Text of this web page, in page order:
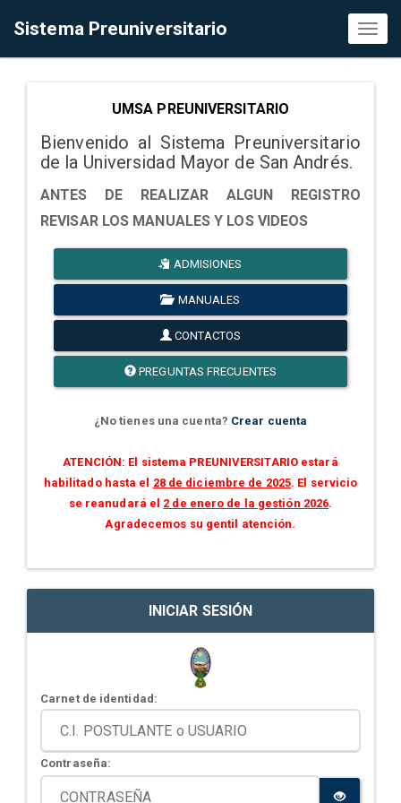
Sistema Preuniversitario
UMSA PREUNIVERSITARIO
Bienvenido al Sistema Preuniversitario
de la Universidad Mayor de San Andrés.
ANTES DE REALIZAR ALGUN REGISTRO
REVISAR LOS MANUALES Y LOS VIDEOS
ADMISIONES
MANUALES
CONTACTOS
PREGUNTAS FRECUENTES
¿No tienes una cuenta? Crear cuenta
ATENCIÓN: El sistema PREUNIVERSITARIO estará
habilitado hasta el 28 de diciembre de 2025. El servicio
se reanudará el 2 de enero de la gestión 2026.
Agradecemos su gentil atención.
INICIAR SESIÓN
Carnet de identidad:
Contraseña: